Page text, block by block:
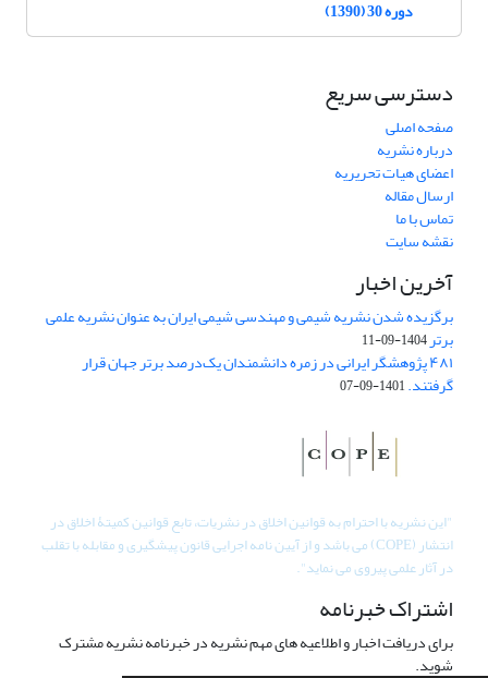
دوره 30 (1390)
دسترسی سریع
صفحه اصلی
درباره نشریه
اعضای هیات تحریریه
ارسال مقاله
تماس با ما
نقشه سایت
آخرین اخبار
برگزیده شدن نشریه شیمی و مهندسی شیمی ایران به عنوان نشریه علمی
برتر1404-09-11
۴۸۱ پژوهشگر ایرانی در زمره دانشمندان یک‌درصد برتر جهان قرار
گرفتند.1401-09-07
"این نشریه با احترام به قوانین اخلاق در نشریات، تابع قوانین کمیتۀ اخلاق در
انتشار (COPE) می باشد و از آیین نامه اجرایی قانون پیشگیری و مقابله با تقلب
در آثار علمی پیروی می نماید".
اشتراک خبرنامه
برای دریافت اخبار و اطلاعیه های مهم نشریه در خبرنامه نشریه مشترک
شوید.